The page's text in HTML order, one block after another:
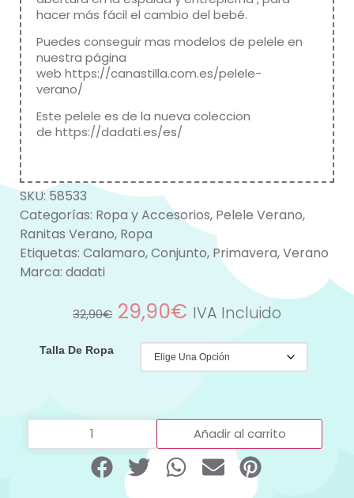
hacer más fácil el cambio del bebé.
Puedes conseguir mas modelos de pelele en
nuestra página
web https://canastilla.com.es/pelele-
verano/
Este pelele es de la nueva coleccion
de https://dadati.es/es/
SKU: 58533
Categorías: Ropa y Accesorios, Pelele Verano,
Ranitas Verano, Ropa
Etiquetas: Calamaro,Conjunto, Primavera,Verano
Marca: dadati
32,90€ 29,90€ IVA Incluido
Talla De Ropa
Añadir al carrito